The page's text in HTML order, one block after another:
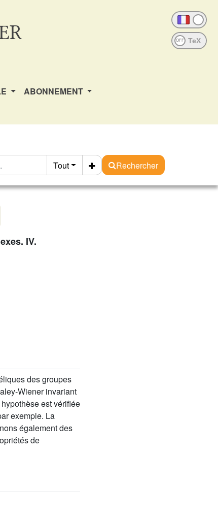
OFF
ABONNEMENT
Tout
Rechercher
IV.
des groupes
Wiener invariant
est vérifiée
exemple. La
également des
de